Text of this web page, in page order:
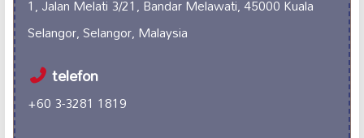
1, Jalan Melati 3/21, Bandar Melawati, 45000 Kuala
Selangor, Selangor, Malaysia
telefon
+60 3-3281 1819